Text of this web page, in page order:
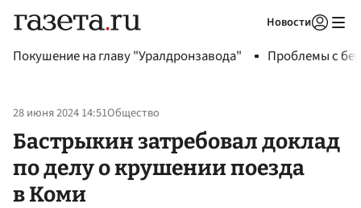
Новости
Покушение на главу "Уралдронзавода" Проблемы с
28 июня 2024 14:51Общество
Бастрыкин затребовал доклад
по делу о крушении поезда
в Коми